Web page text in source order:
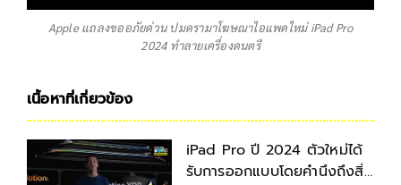
Apple แถลงขออภัยด่วน ปมดรามาโฆษณาไอแพดใหม่ iPad Pro
2024 ทำลายเครื่องดนตรี
เนื้อหาที่เกี่ยวข้อง
iPad Pro ปี 2024 ตัวใหม่ได้
รับการออกแบบโดยคำนึงถึงสิ่ง